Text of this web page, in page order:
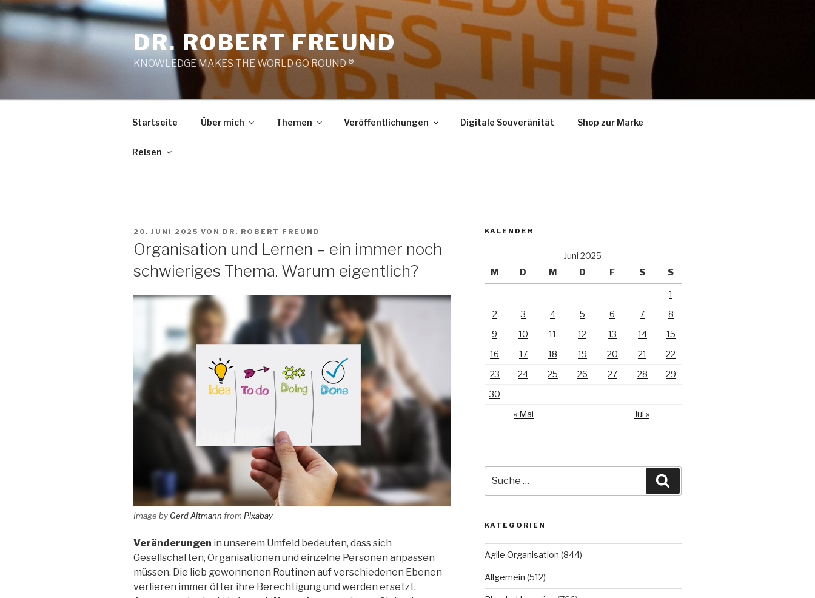
Zum
Inhalt
springen
DR. ROBERT FREUND
KNOWLEDGE MAKES THE WORLD GO ROUND ®
Startseite Über mich Themen Veröffentlichungen Digitale Souveränität Shop zur Marke
Reisen
VERÖFFENTLICHT
20. JUNI 2025 VON DR. ROBERT FREUND
Organisation und Lernen – ein immer noch
schwieriges Thema. Warum eigentlich?
Image by Gerd Altmann from Pixabay
Veränderungen in unserem Umfeld bedeuten, dass sich
Gesellschaften, Organisationen und einzelne Personen anpassen
müssen. Die lieb gewonnenen Routinen auf verschiedenen Ebenen
verlieren immer öfter ihre Berechtigung und werden ersetzt.
KALENDER
Juni 2025
M
D M D F S S
1
2
3 4 5 6 7
8
9
10 11 12 13 14
15
16
17 18 19 20 21
22
23
24 25 26 27 28
29
30
« Mai
Jul »
nach:
KATEGORIEN
Agile Organisation (844)
Allgemein (512)